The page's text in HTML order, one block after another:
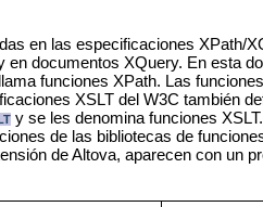
en las especificaciones XPath/
en documentos XQuery. En esta
funciones XPath. Las
XSLT del W3C también
y se les denomina funciones
de las bibliotecas de
de Altova, aparecen con un